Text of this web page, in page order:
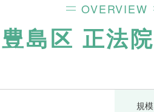
OVERVIEW
豊島区 正法院
規模